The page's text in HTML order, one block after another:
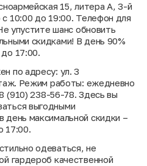
15, литера А, 3-й
10:00 до 19:00. Телефон для
упустите шанс обновить
скидками! В день 90%
17:00.
по адресу: ул. 3
Режим работы: ежедневно
(910) 238-56-78. Здесь вы
выгодными
максимальной скидки –
17:00.
одеваться, не
гардероб качественной